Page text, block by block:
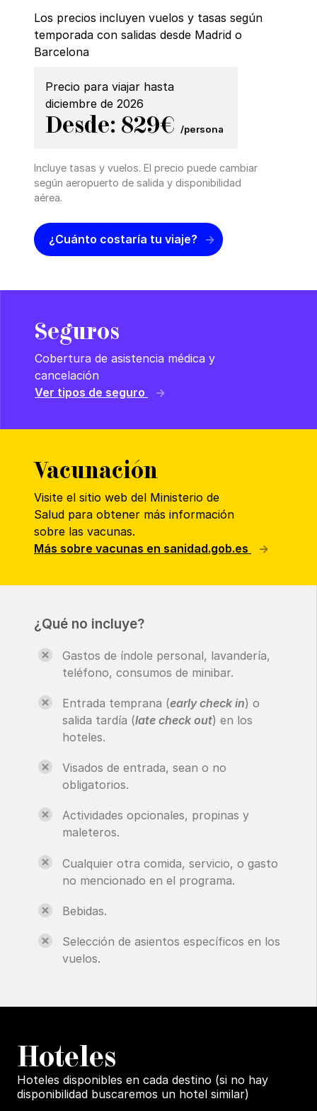
Los precios incluyen vuelos y tasas según
temporada con salidas desde Madrid o
Barcelona
Precio para viajar hasta
diciembre de 2026
Desde: 829€ /persona
Incluye tasas y vuelos. El precio puede cambiar
según aeropuerto de salida y disponibilidad
aérea.
¿Cuánto costaría tu viaje?
Seguros
Cobertura de asistencia médica y
cancelación
Ver tipos de seguro
Vacunación
Visite el sitio web del Ministerio de
Salud para obtener más información
sobre las vacunas.
Más sobre vacunas en sanidad.gob.es
¿Qué no incluye?
Gastos de índole personal, lavandería,
teléfono, consumos de minibar.
Entrada temprana (early check in) o
salida tardía (late check out) en los
hoteles.
Visados de entrada, sean o no
obligatorios.
Actividades opcionales, propinas y
maleteros.
Cualquier otra comida, servicio, o gasto
no mencionado en el programa.
Bebidas.
Selección de asientos específicos en los
vuelos.
Hoteles
Hoteles disponibles en cada destino (si no hay
disponibilidad buscaremos un hotel similar)